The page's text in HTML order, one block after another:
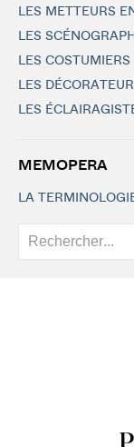
LES METTEURS
LES
LES COSTUMIERS
LES
LES
MEMOPERA
LA